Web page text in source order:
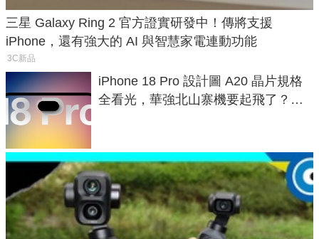
三星 Galaxy Ring 2 官方證實研發中！傳將支援
iPhone，還有強大的 AI 與智慧家電連動功能
3C新品
iPhone 18 Pro 設計圖 A20 晶片規格
全看光，華強北山寨機要起飛了？專